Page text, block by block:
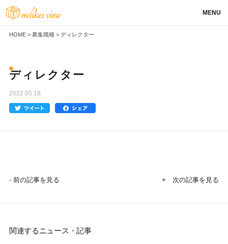
MENU
HOME> 募集職種> ディレクター
ディレクター
2022.05.18
- 前の記事を見る + 次の記事を見る
関連するニュース・記事